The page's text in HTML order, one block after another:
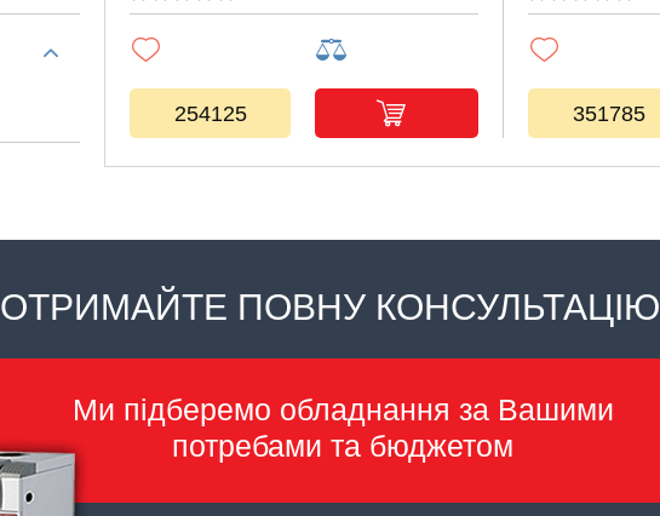
254125 351785
ОТРИМАЙТЕ ПОВНУ КОНСУЛЬТАЦІЮ
Ми підберемо обладнання за Вашими
потребами та бюджетом